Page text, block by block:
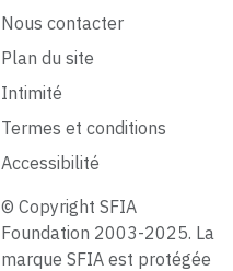
Nous contacter
Plan du site
Intimité
Termes et conditions
Accessibilité
© Copyright SFIA
Foundation 2003-2025. La
marque SFIA est protégée